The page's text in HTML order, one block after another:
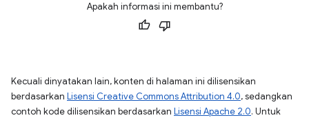
Apakah informasi ini membantu?
Kecuali dinyatakan lain, konten di halaman ini dilisensikan
berdasarkan Lisensi Creative Commons Attribution 4.0, sedangkan
contoh kode dilisensikan berdasarkan Lisensi Apache 2.0. Untuk